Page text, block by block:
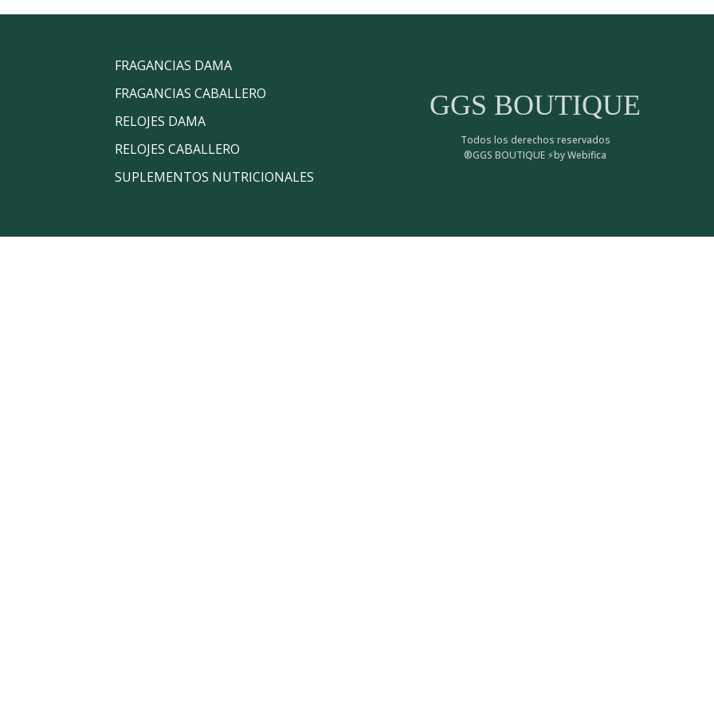
FRAGANCIAS DAMA
FRAGANCIAS CABALLERO
RELOJES DAMA
RELOJES CABALLERO
SUPLEMENTOS NUTRICIONALES
GGS BOUTIQUE
Todos los derechos reservados
®GGS BOUTIQUE ⚡by Webifica